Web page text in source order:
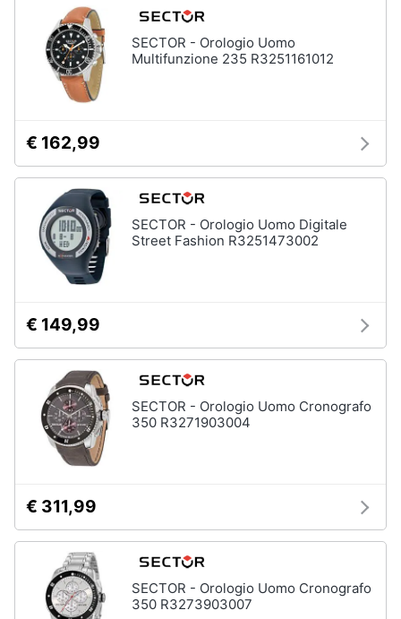
SECTOR - Orologio Uomo
Multifunzione 235 R3251161012
€ 162,99
SECTOR - Orologio Uomo Digitale
Street Fashion R3251473002
€ 149,99
SECTOR - Orologio Uomo Cronografo
350 R3271903004
€ 311,99
SECTOR - Orologio Uomo Cronografo
350 R3273903007